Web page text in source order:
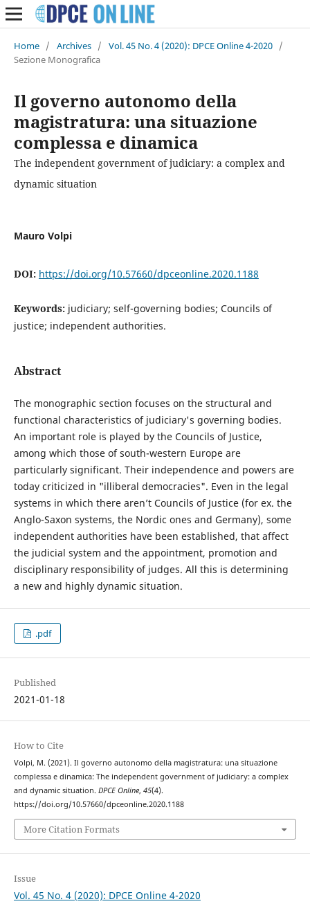
Home / Archives / Vol. 45 No. 4 (2020): DPCE Online 4-2020 /
Sezione Monografica
Il governo autonomo della
magistratura: una situazione
complessa e dinamica
The independent government of judiciary: a complex and
dynamic situation
Mauro Volpi
DOI: https://doi.org/10.57660/dpceonline.2020.1188
Keywords: judiciary; self-governing bodies; Councils of
justice; independent authorities.
Abstract
The monographic section focuses on the structural and
functional characteristics of judiciary's governing bodies.
An important role is played by the Councils of Justice,
among which those of south-western Europe are
particularly significant. Their independence and powers are
today criticized in "illiberal democracies". Even in the legal
systems in which there aren’t Councils of Justice (for ex. the
Anglo-Saxon systems, the Nordic ones and Germany), some
independent authorities have been established, that affect
the judicial system and the appointment, promotion and
disciplinary responsibility of judges. All this is determining
a new and highly dynamic situation.
.pdf
Published
2021-01-18
How to Cite
Volpi, M. (2021). Il governo autonomo della magistratura: una situazione
complessa e dinamica: The independent government of judiciary: a complex
and dynamic situation. DPCE Online, 45(4).
https://doi.org/10.57660/dpceonline.2020.1188
More Citation Formats
Issue
Vol. 45 No. 4 (2020): DPCE Online 4-2020